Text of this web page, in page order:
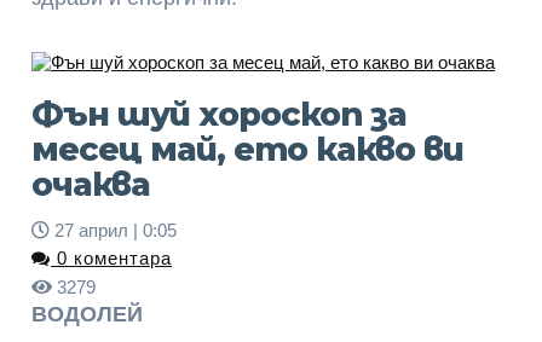
Фън шуй хороскоп за
месец май, ето какво ви
очаква
27 април | 0:05
0 коментара
3279
ВОДОЛЕЙ